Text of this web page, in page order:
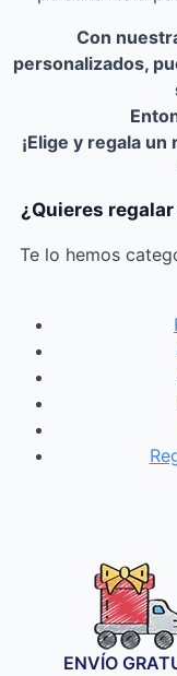
Con
personalizados,
¡Elige y regala
¿Quieres
Te lo hemos
ENVÍO